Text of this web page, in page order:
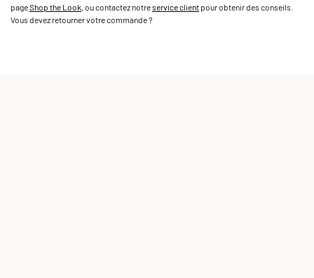
pageShop the Look, ou contactez notreservice clientpour obtenir des conseils.
Vous devez retourner votre commande ?